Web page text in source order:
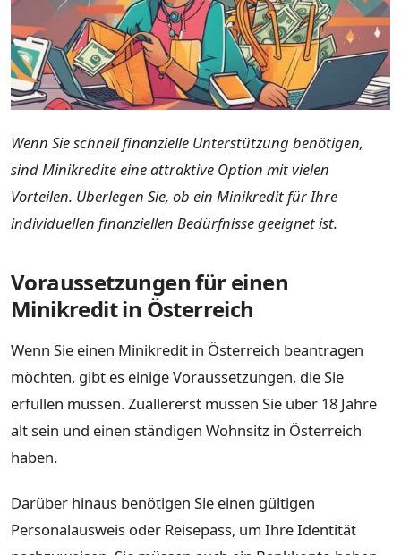
Wenn Sie schnell finanzielle Unterstützung benötigen,
sind Minikredite eine attraktive Option mit vielen
Vorteilen. Überlegen Sie, ob ein Minikredit für Ihre
individuellen finanziellen Bedürfnisse geeignet ist.
Voraussetzungen für einen
Minikredit in Österreich
Wenn Sie einen Minikredit in Österreich beantragen
möchten, gibt es einige Voraussetzungen, die Sie
erfüllen müssen. Zuallererst müssen Sie über 18 Jahre
alt sein und einen ständigen Wohnsitz in Österreich
haben.
Darüber hinaus benötigen Sie einen gültigen
Personalausweis oder Reisepass, um Ihre Identität